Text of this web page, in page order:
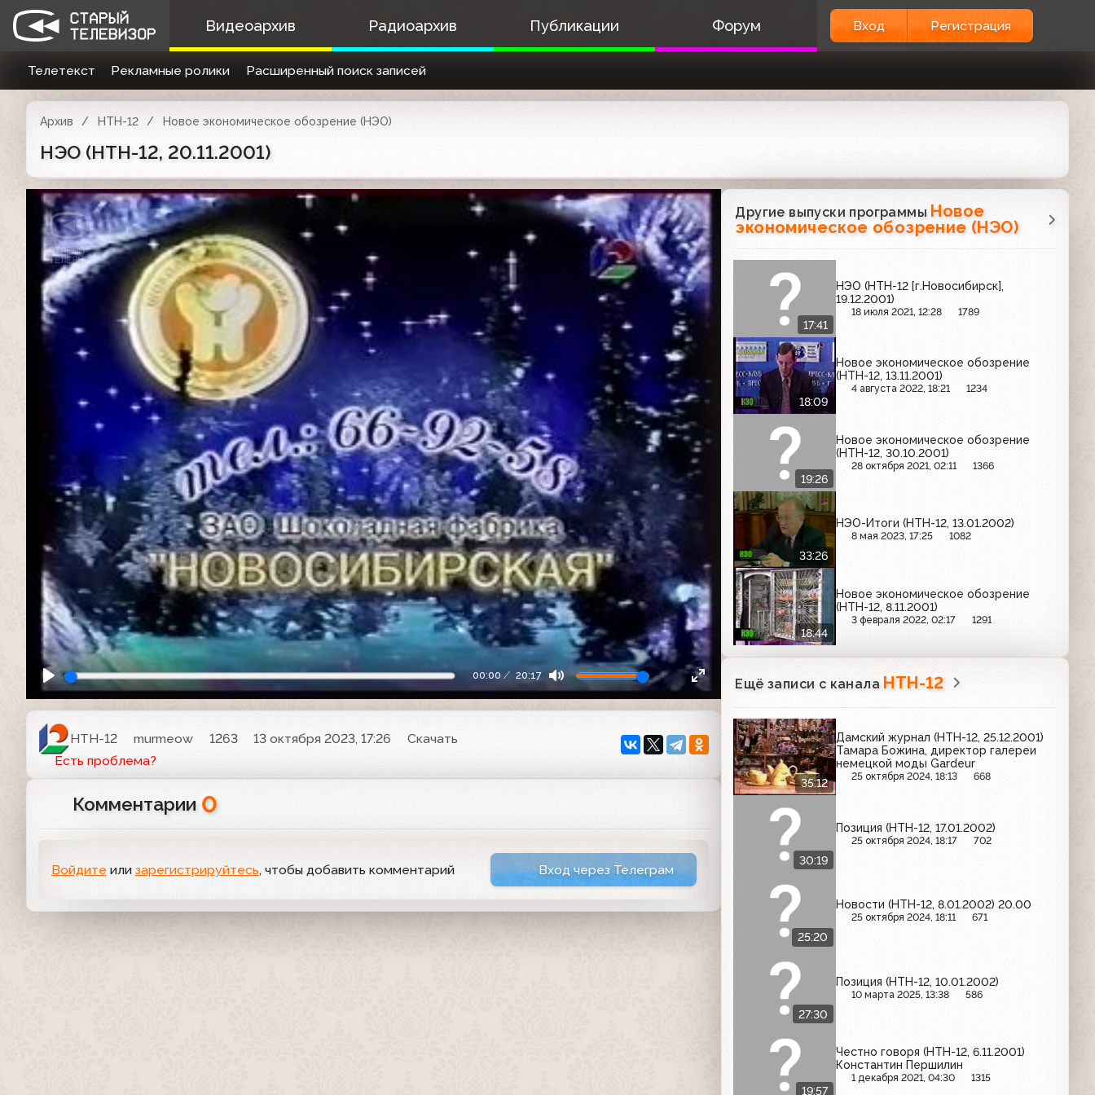
Видеоархив Радиоархив Публикации Форум Вход Регистрация
Телетекст Рекламные ролики Расширенный поиск записей
Архив НТН-12 Новое экономическое обозрение (НЭО)
НЭО (НТН-12, 20.11.2001)
00:00 20:17
НТН-12 murmeow 1263 13 октября 2023, 17:26
Скачать
Есть проблема?
Комментарии 0
Войдите или зарегистрируйтесь, чтобы добавить комментарий Вход через Телеграм
Другие выпуски программы Новое
экономическое обозрение (НЭО)
17:41
НЭО (НТН-12 [г.Новосибирск],
19.12.2001)
18 июля 2021, 12:28 1789
18:09
Новое экономическое обозрение
(НТН-12, 13.11.2001)
4 августа 2022, 18:21 1234
19:26
Новое экономическое обозрение
(НТН-12, 30.10.2001)
28 октября 2021, 02:11 1366
33:26
НЭО-Итоги (НТН-12, 13.01.2002)
8 мая 2023, 17:25 1082
18:44
Новое экономическое обозрение
(НТН-12, 8.11.2001)
3 февраля 2022, 02:17 1291
Ещё записи с канала НТН-12
35:12
Дамский журнал (НТН-12, 25.12.2001)
Тамара Божина, директор галереи
немецкой моды Gardeur
25 октября 2024, 18:13 668
30:19
Позиция (НТН-12, 17.01.2002)
25 октября 2024, 18:17 702
25:20
Новости (НТН-12, 8.01.2002) 20.00
25 октября 2024, 18:11 671
27:30
Позиция (НТН-12, 10.01.2002)
10 марта 2025, 13:38 586
19:57
Честно говоря (НТН-12, 6.11.2001)
Константин Першилин
1 декабря 2021, 04:30 1315